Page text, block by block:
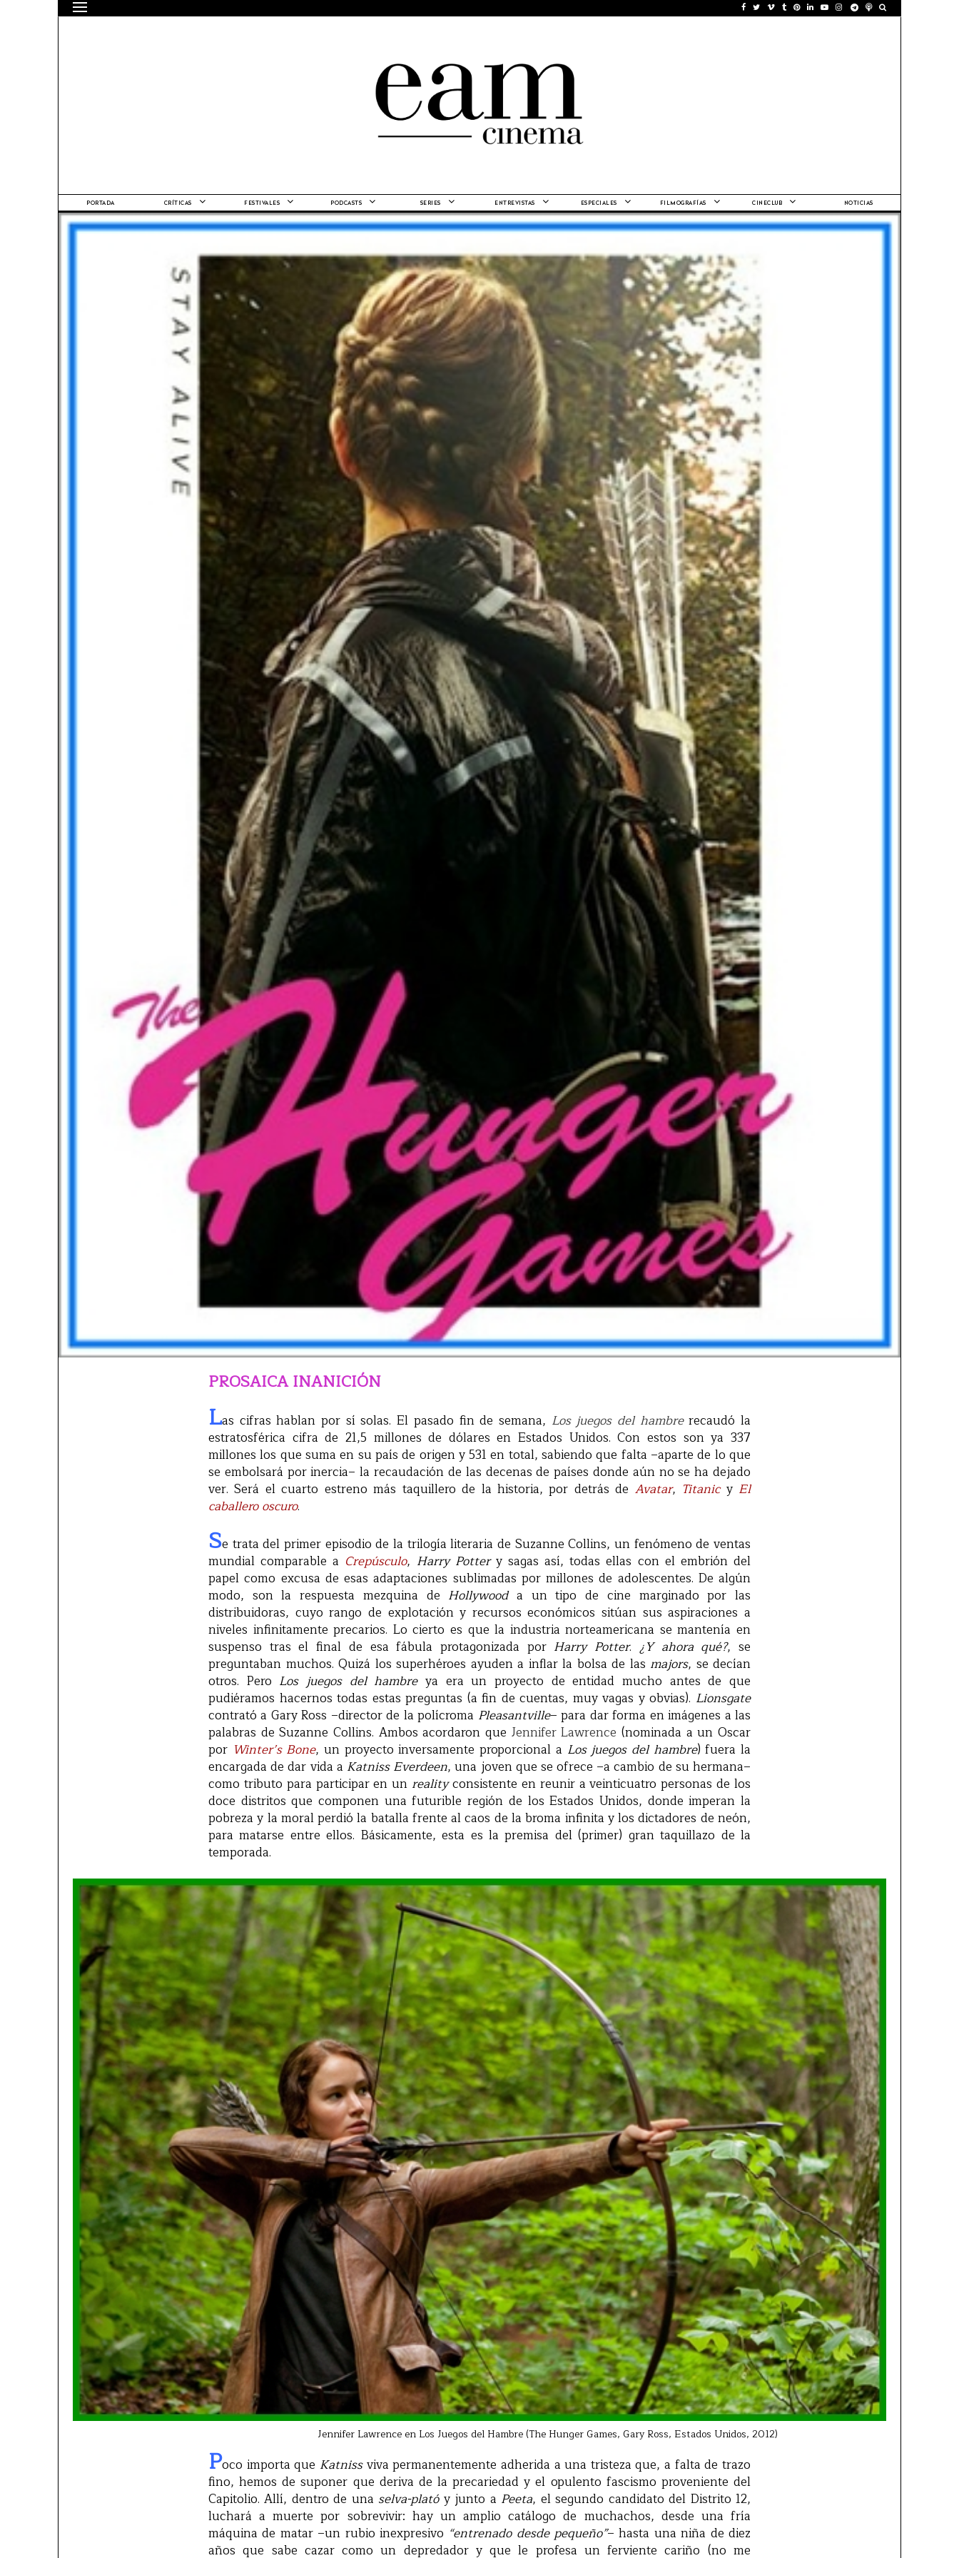
PORTADA CRÍTICAS FESTIVALES PODCASTS SERIES ENTREVISTAS ESPECIALES FILMOGRAFÍAS CINECLUB NOTICIAS
PROSAICA INANICIÓN
Las cifras hablan por sí solas. El pasado fin de semana, Los juegos del hambrerecaudó la
estratosférica cifra de 21,5 millones de dólares en Estados Unidos. Con estos son ya 337
millones los que suma en su país de origen y 531 en total, sabiendo que falta –aparte de lo que
se embolsará por inercia– la recaudación de las decenas de países donde aún no se ha dejado
ver. Será el cuarto estreno más taquillero de la historia, por detrás de Avatar, Titanicy El
caballero oscuro.
Se trata del primer episodio de la trilogía literaria de Suzanne Collins, un fenómeno de ventas
mundial comparable a Crepúsculo, Harry Pottery sagas así, todas ellas con el embrión del
papel como excusa de esas adaptaciones sublimadas por millones de adolescentes. De algún
modo, son la respuesta mezquina de Hollywooda un tipo de cine marginado por las
distribuidoras, cuyo rango de explotación y recursos económicos sitúan sus aspiraciones a
niveles infinitamente precarios. Lo cierto es que la industria norteamericana se mantenía en
suspenso tras el final de esa fábula protagonizada por Harry Potter. ¿Y ahora qué?, se
preguntaban muchos. Quizá los superhéroes ayuden a inflar la bolsa de las majors, se decían
otros. Pero Los juegos del hambreya era un proyecto de entidad mucho antes de que
pudiéramos hacernos todas estas preguntas (a fin de cuentas, muy vagas y obvias). Lionsgate
contrató a Gary Ross –director de la polícroma Pleasantville– para dar forma en imágenes a las
palabras de Suzanne Collins. Ambos acordaron que Jennifer Lawrence (nominada a un Oscar
por Winter’s Bone, un proyecto inversamente proporcional a Los juegos del hambre) fuera la
encargada de dar vida a Katniss Everdeen, una joven que se ofrece –a cambio de su hermana–
como tributo para participar en un realityconsistente en reunir a veinticuatro personas de los
doce distritos que componen una futurible región de los Estados Unidos, donde imperan la
pobreza y la moral perdió la batalla frente al caos de la broma infinita y los dictadores de neón,
para matarse entre ellos. Básicamente, esta es la premisa del (primer) gran taquillazo de la
temporada.
Jennifer Lawrence en Los Juegos del Hambre (The Hunger Games, Gary Ross, Estados Unidos, 2012)
Poco importa que Katnissviva permanentemente adherida a una tristeza que, a falta de trazo
fino, hemos de suponer que deriva de la precariedad y el opulento fascismo proveniente del
Capitolio. Allí, dentro de una selva-platóy junto a Peeta, el segundo candidato del Distrito 12,
luchará a muerte por sobrevivir: hay un amplio catálogo de muchachos, desde una fría
máquina de matar –un rubio inexpresivo “entrenado desde pequeño”– hasta una niña de diez
años que sabe cazar como un depredador y que le profesa un ferviente cariño (no me